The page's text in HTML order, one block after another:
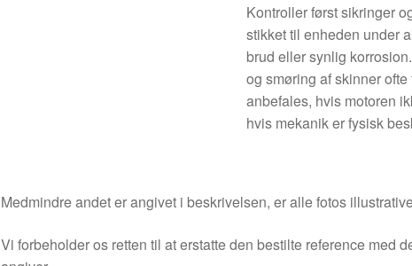
Kontroller først sikringer
stikket til enheden under
brud eller synlig
og smøring af skinner
anbefales, hvis motoren
hvis mekanik er fysisk
Medmindre andet er angivet i beskrivelsen, er alle fotos
Vi forbeholder os retten til at erstatte den bestilte reference med